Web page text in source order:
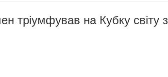
тріумфував на Кубку світу з